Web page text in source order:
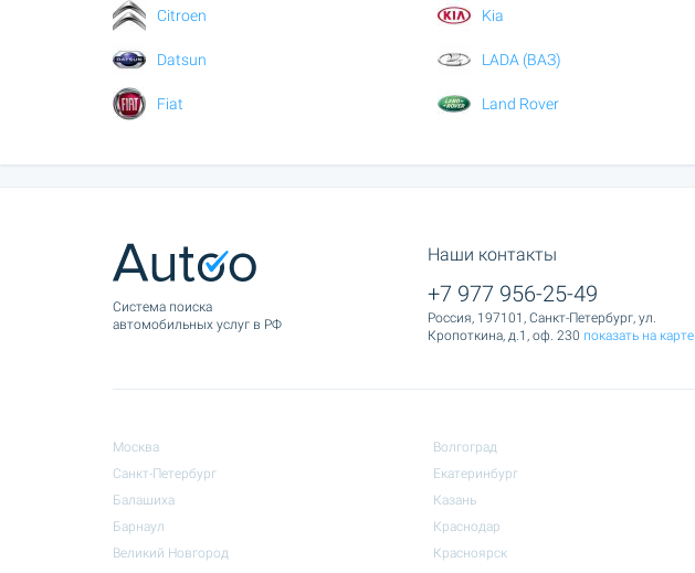
Citroen
Datsun
Fiat
Kia
LADA (ВАЗ)
Land Rover
Cистема поиска
автомобильных услуг в РФ
Наши контакты
+7 977 956-25-49
Россия, 197101, Санкт-Петербург, ул.
Кропоткина, д.1, оф. 230 показать на карте
Москва
Санкт-Петербург
Балашиха
Барнаул
Великий Новгород
Волгоград
Екатеринбург
Казань
Краснодар
Красноярск